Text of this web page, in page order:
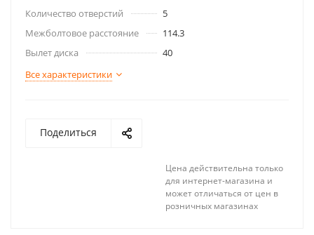
Количество отверстий
5
Межболтовое расстояние
114.3
Вылет диска
40
Все характеристики
Поделиться
Цена действительна только
для интернет-магазина и
может отличаться от цен в
розничных магазинах